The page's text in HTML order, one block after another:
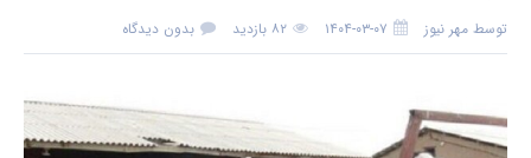
توسط مهر نیوز ۱۴۰۴-۰۳-۰۷ ۸۲ بازدید بدون دیدگاه